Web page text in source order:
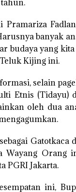
Pramariza
banyak
budaya yang
Kijing ini.
selain
Etnis (Tidayu)
oleh dua
Gatotkaca
Wayang Orang
PGRI Jakarta.
ini,